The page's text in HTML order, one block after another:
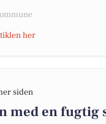
her
siden
med en fugtig